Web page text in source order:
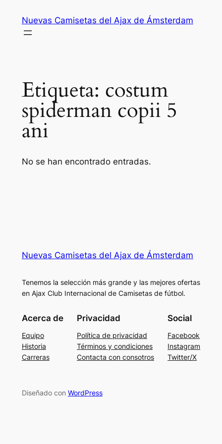
contenido
Nuevas Camisetas del Ajax de Ámsterdam
Etiqueta: costum
spiderman copii 5
ani
No se han encontrado entradas.
Nuevas Camisetas del Ajax de Ámsterdam
Tenemos la selección más grande y las mejores ofertas
en Ajax Club Internacional de Camisetas de fútbol.
Acerca de
Equipo
Historia
Carreras
Privacidad
Política de privacidad
Términos y condiciones
Contacta con consotros
Social
Facebook
Instagram
Twitter/X
Diseñado con WordPress